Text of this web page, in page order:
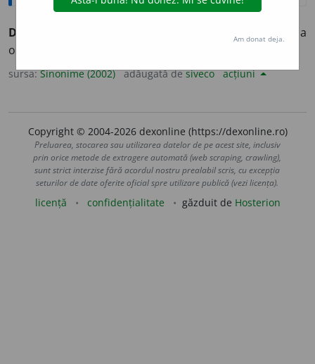
DESFUND
a desțeleni, (înv. și reg.) a
ogorî.
sursa:Sinonime (2002) adăugată desiveco acțiuni
Copyright © 2004-2026 dexonline (https://dexonline.ro)
Preluarea, stocarea sau utilizarea datelor de pe acest site, inclusiv
prin orice metode de extragere automată (web scraping, crawling),
sunt strict interzise fără acordul nostru prealabil scris, cu excepția
seturilor de date oferite oficial spre utilizare publică (vezi licența).
licență confidențialitate găzduit de Hosterion
Am donat deja.